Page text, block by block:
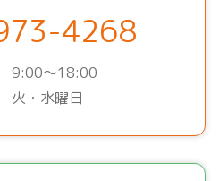
4268
9:00～18:00
火・水曜日